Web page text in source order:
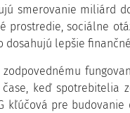
smerovanie miliárd
prostredie, sociálne
dosahujú lepšie
keď spotrebitelia
kľúčová pre